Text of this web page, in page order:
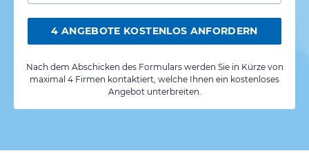
4 ANGEBOTE KOSTENLOS ANFORDERN
Nach dem Abschicken des Formulars werden Sie in Kürze von
maximal 4 Firmen kontaktiert, welche Ihnen ein kostenloses
Angebot unterbreiten.